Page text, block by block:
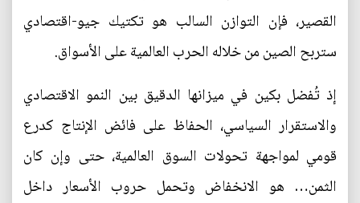
القصير، فإن التوازن السالب هو تكتيك جيو-اقتصادي
ستربح الصين من خلاله الحرب العالمية على الأسواق.
إذ تُفضل بكين في ميزانها الدقيق بين النمو الاقتصادي
والاستقرار السياسي، الحفاظ على فائض الإنتاج كدرع
قومي لمواجهة تحولات السوق العالمية، حتى وإن كان
الثمن… هو الانخفاض وتحمل حروب الأسعار داخل